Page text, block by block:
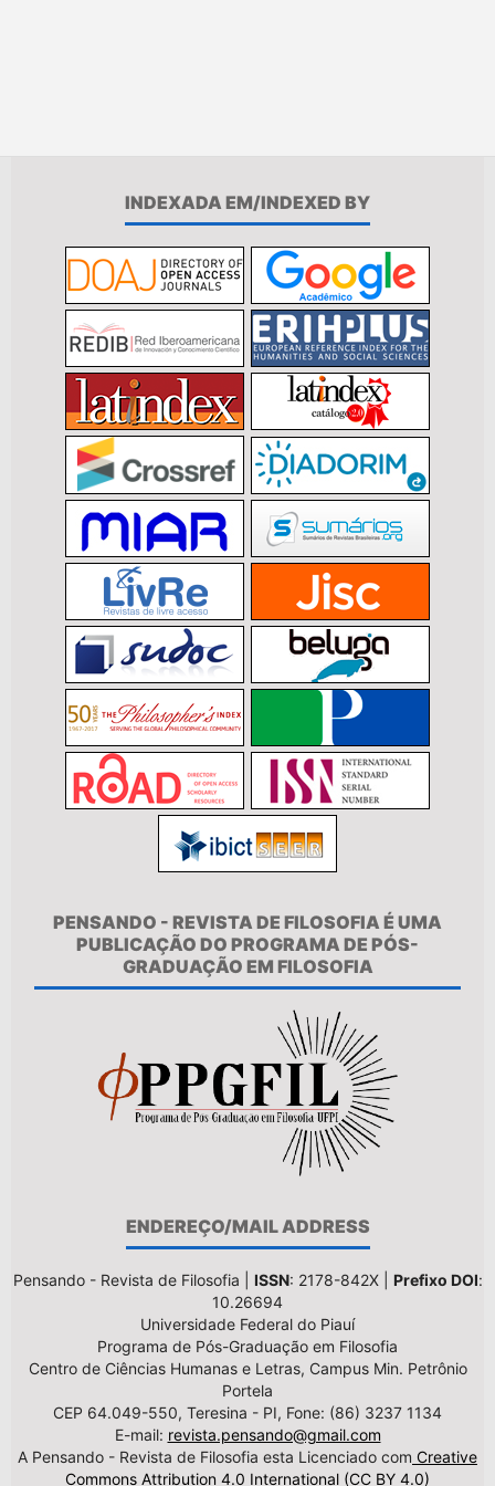
INDEXADA EM/INDEXED BY
PENSANDO - REVISTA DE FILOSOFIA É UMA
PUBLICAÇÃO DO PROGRAMA DE PÓS-
GRADUAÇÃO EM FILOSOFIA
ENDEREÇO/MAIL ADDRESS
Pensando - Revista de Filosofia | ISSN: 2178-842X | Prefixo DOI:
10.26694
Universidade Federal do Piauí
Programa de Pós-Graduação em Filosofia
Centro de Ciências Humanas e Letras, Campus Min. Petrônio
Portela
CEP 64.049-550, Teresina - PI, Fone: (86) 3237 1134
E-mail: revista.pensando@gmail.com
A Pensando - Revista de Filosofia esta Licenciado com Creative
Commons Attribution 4.0 International (CC BY 4.0)